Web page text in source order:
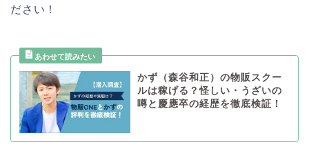
ださい！
かず（森谷和正）の物販スクー
ルは稼げる？怪しい・うざいの
噂と慶應卒の経歴を徹底検証！